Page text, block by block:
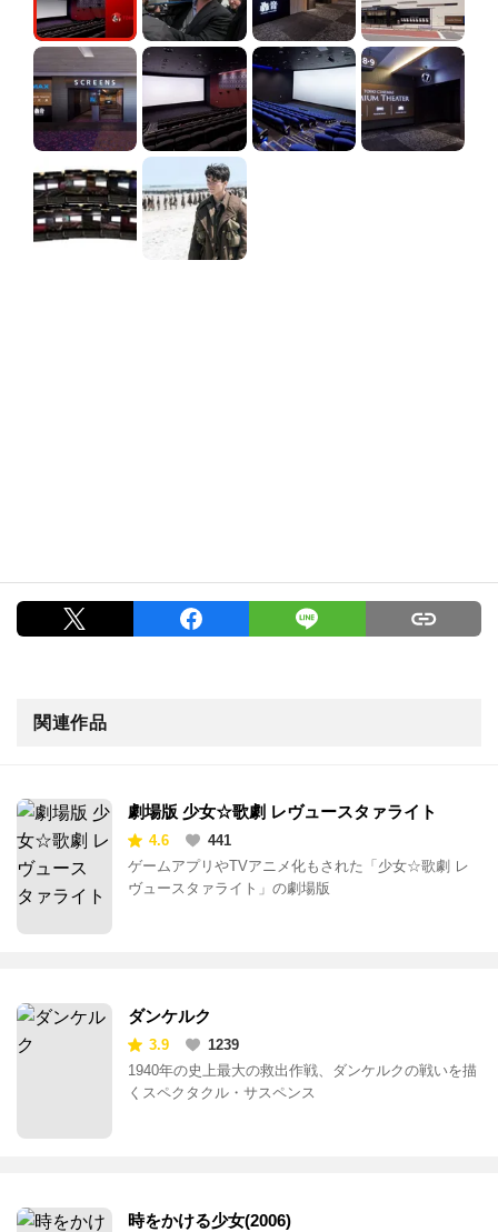
関連作品
劇場版 少女☆歌劇 レヴュースタァライト
4.6
441
ゲームアプリやTVアニメ化もされた「少女☆歌劇 レ
ヴュースタァライト」の劇場版
ダンケルク
3.9
1239
1940年の史上最大の救出作戦、ダンケルクの戦いを描
くスペクタクル・サスペンス
時をかける少女(2006)